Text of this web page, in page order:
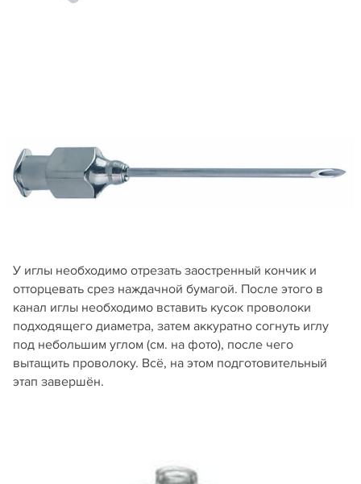
У иглы необходимо отрезать заостренный кончик и
отторцевать срез наждачной бумагой. После этого в
канал иглы необходимо вставить кусок проволоки
подходящего диаметра, затем аккуратно согнуть иглу
под небольшим углом (см. на фото), после чего
вытащить проволоку. Всё, на этом подготовительный
этап завершён.